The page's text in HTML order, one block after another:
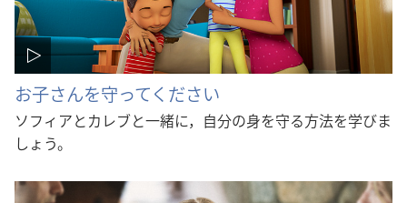
お子さんを守ってください
ソフィアとカレブと一緒に，自分の身を守る方法を学びま
しょう。